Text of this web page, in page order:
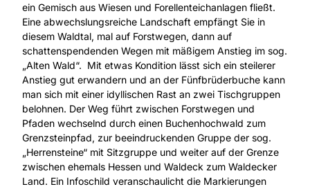
ein Gemisch aus Wiesen und Forellenteichanlagen fließt.
Eine abwechslungsreiche Landschaft empfängt Sie in
diesem Waldtal, mal auf Forstwegen, dann auf
schattenspendenden Wegen mit mäßigem Anstieg im sog.
„Alten Wald“. Mit etwas Kondition lässt sich ein steilerer
Anstieg gut erwandern und an der Fünfbrüderbuche kann
man sich mit einer idyllischen Rast an zwei Tischgruppen
belohnen. Der Weg führt zwischen Forstwegen und
Pfaden wechselnd durch einen Buchenhochwald zum
Grenzsteinpfad, zur beeindruckenden Gruppe der sog.
„Herrensteine“ mit Sitzgruppe und weiter auf der Grenze
zwischen ehemals Hessen und Waldeck zum Waldecker
Land. Ein Infoschild veranschaulicht die Markierungen